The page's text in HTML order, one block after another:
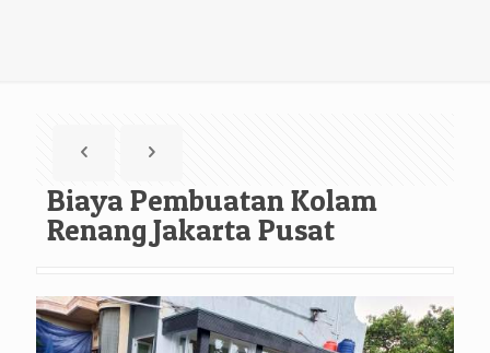
Biaya Pembuatan Kolam
Renang Jakarta Pusat